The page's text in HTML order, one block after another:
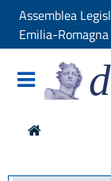
Assemblea
Emilia-Romagna